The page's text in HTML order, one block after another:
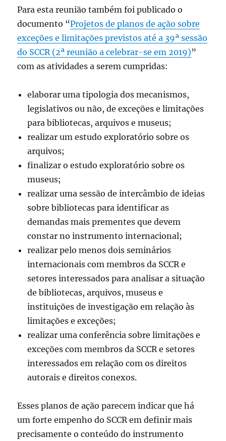
Para esta reunião também foi publicado o
documento “Projetos de planos de ação sobre
exceções e limitações previstos até a 39ª sessão
do SCCR (2ª reunião a celebrar-se em 2019)”
com as atividades a serem cumpridas:
elaborar uma tipologia dos mecanismos,
legislativos ou não, de exceções e limitações
para bibliotecas, arquivos e museus;
realizar um estudo exploratório sobre os
arquivos;
finalizar o estudo exploratório sobre os
museus;
realizar uma sessão de intercâmbio de ideias
sobre bibliotecas para identificar as
demandas mais prementes que devem
constar no instrumento internacional;
realizar pelo menos dois seminários
internacionais com membros da SCCR e
setores interessados para analisar a situação
de bibliotecas, arquivos, museus e
instituições de investigação em relação às
limitações e exceções;
realizar uma conferência sobre limitações e
exceções com membros da SCCR e setores
interessados em relação com os direitos
autorais e direitos conexos.
Esses planos de ação parecem indicar que há
um forte empenho do SCCR em definir mais
precisamente o conteúdo do instrumento